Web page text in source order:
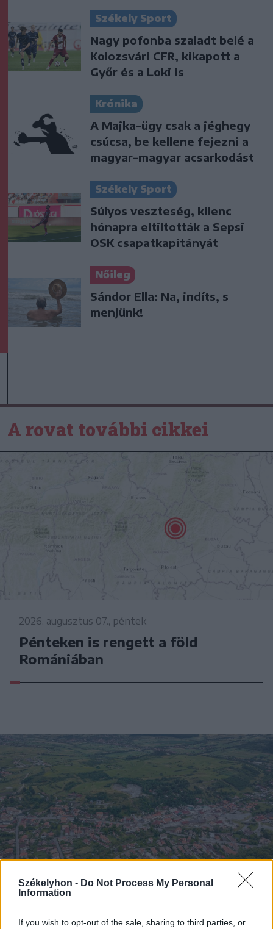
Székelyhon - Do Not Process My Personal
Information
If you wish to opt-out of the sale, sharing to third parties, or
Székely Sport
Nagy pofonba szaladt belé a
Kolozsvári CFR, kikapott a
Győr és a Loki is
Krónika
A Majka-ügy csak a jéghegy
csúcsa, be kellene fejezni a
magyar–magyar acsarkodást
Székely Sport
Súlyos veszteség, kilenc
hónapra eltiltották a Sepsi
OSK csapatkapitányát
Nőileg
Sándor Ella: Na, indíts, s
menjünk!
A rovat további cikkei
2026. augusztus 07., péntek
Pénteken is rengett a föld
Romániában